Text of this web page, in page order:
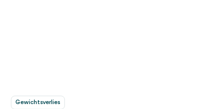
Gewichtsverlies